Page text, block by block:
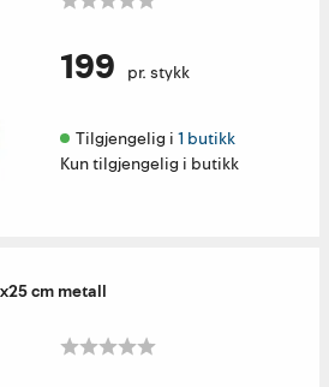
199 pr. stykk
Tilgjengelig i 1 butikk
Kun tilgjengelig i butikk
cm metall